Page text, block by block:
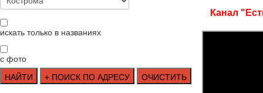
искать только в названиях
с фото
Канал